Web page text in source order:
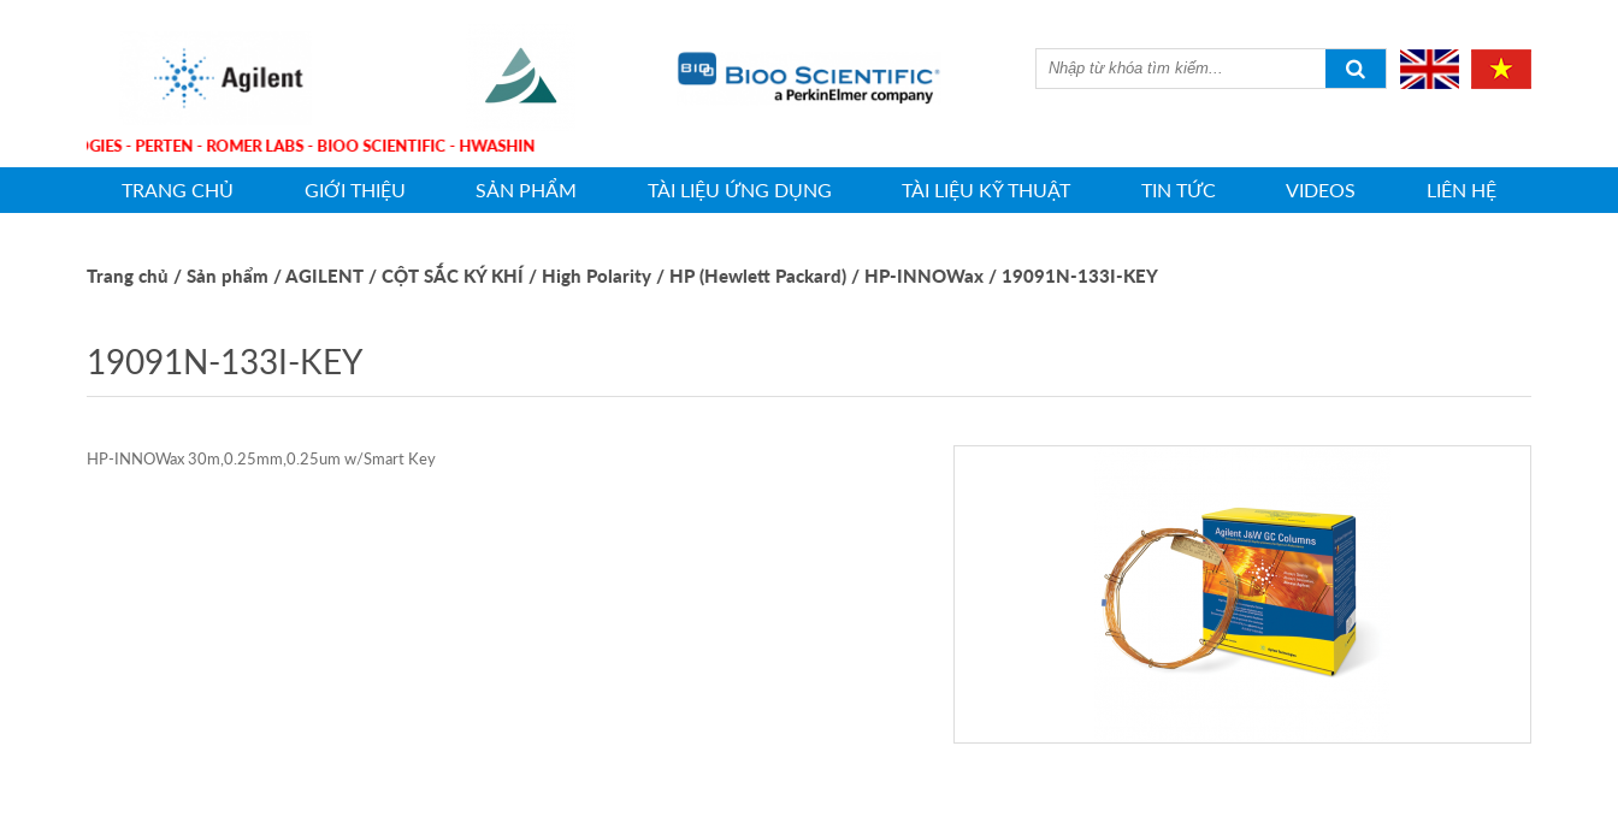
TECHNOLOGIES - PERTEN - ROMER LABS - BIOO SCIENTIFIC - HWASHIN
TRANG CHỦ GIỚI THIỆU SẢN PHẨM TÀI LIỆU ỨNG DỤNG TÀI LIỆU KỸ THUẬT TIN TỨC VIDEOS LIÊN HỆ
Trang chủ / Sản phẩm / AGILENT / CỘT SẮC KÝ KHÍ / High Polarity / HP (Hewlett Packard) / HP-INNOWax / 19091N-133I-KEY
19091N-133I-KEY
HP-INNOWax 30m,0.25mm,0.25um w/Smart Key